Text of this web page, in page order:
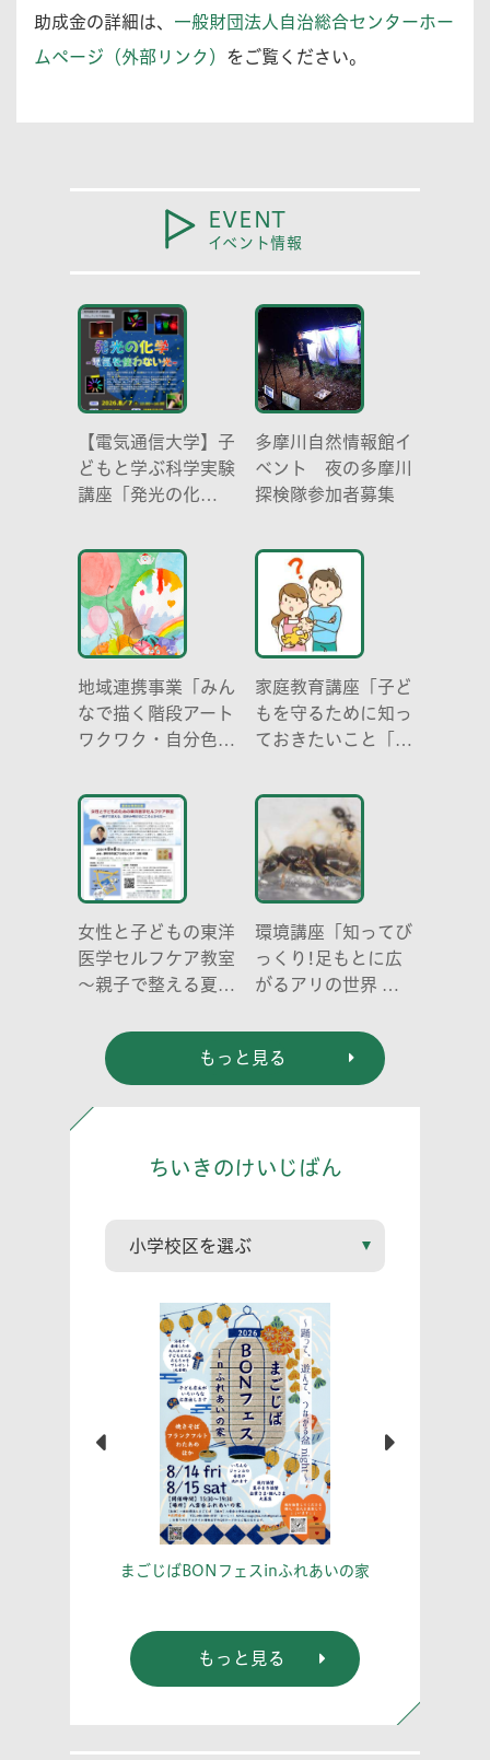
助成金の詳細は、 一般財団法人自治総合センターホー
ムページ（外部リンク） をご覧ください。
EVENT
イベント情報
【電気通信大学】子
どもと学ぶ科学実験
講座「発光の化
い光-」
多摩川自然情報館イ
ベント 夜の多摩川
探検隊参加者募集
地域連携事業「みん
なで描く階段アート
ワクワク・自分色の
家庭教育講座「子ど
もを守るために知っ
ておきたいこと「プ
どう伝える? (幼児
女性と子どもの東洋
医学セルフケア教室
～親子で整える夏休
らだ～
環境講座「知ってび
っくり!足もとに広
がるアリの世界 ア
成り立ち、生態系に
おける役割」
もっと見る
ちいきのけいじばん
まごじばBONフェスinふれあいの家
もっと見る